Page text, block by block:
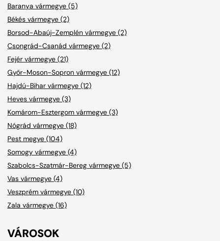
Baranya vármegye (5)
Békés vármegye (2)
Borsod-Abaúj-Zemplén vármegye (2)
Csongrád-Csanád vármegye (2)
Fejér vármegye (21)
Győr-Moson-Sopron vármegye (12)
Hajdú-Bihar vármegye (12)
Heves vármegye (3)
Komárom-Esztergom vármegye (3)
Nógrád vármegye (18)
Pest megye (104)
Somogy vármegye (4)
Szabolcs-Szatmár-Bereg vármegye (5)
Vas vármegye (4)
Veszprém vármegye (10)
Zala vármegye (16)
VÁROSOK